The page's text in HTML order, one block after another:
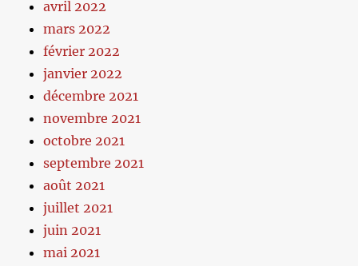
avril 2022
mars 2022
février 2022
janvier 2022
décembre 2021
novembre 2021
octobre 2021
septembre 2021
août 2021
juillet 2021
juin 2021
mai 2021